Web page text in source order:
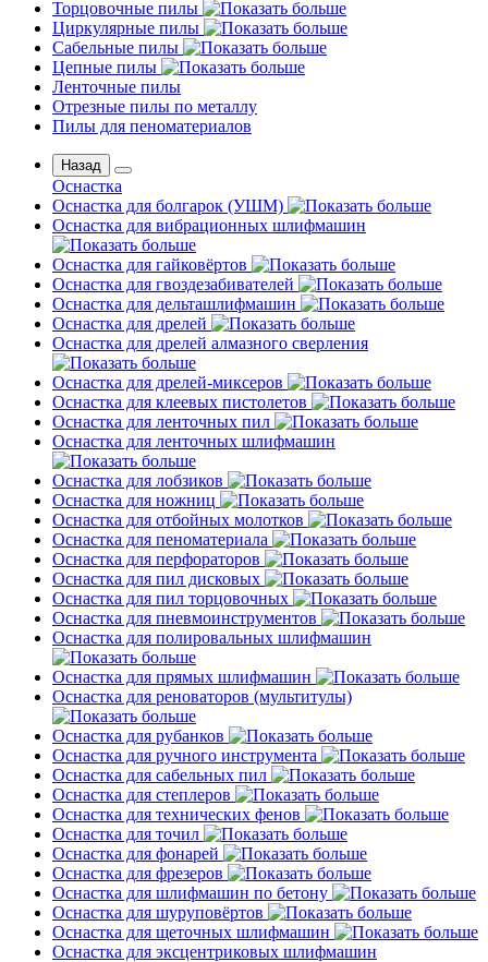
Торцовочные пилы
Циркулярные пилы
Сабельные пилы
Цепные пилы
Ленточные пилы
Отрезные пилы по металлу
Пилы для пеноматериалов
Назад
Оснастка
Оснастка для болгарок (УШМ)
Оснастка для вибрационных шлифмашин
Оснастка для гайковёртов
Оснастка для гвоздезабивателей
Оснастка для дельташлифмашин
Оснастка для дрелей
Оснастка для дрелей алмазного сверления
Оснастка для дрелей-миксеров
Оснастка для клеевых пистолетов
Оснастка для ленточных пил
Оснастка для ленточных шлифмашин
Оснастка для лобзиков
Оснастка для ножниц
Оснастка для отбойных молотков
Оснастка для пеноматериала
Оснастка для перфораторов
Оснастка для пил дисковых
Оснастка для пил торцовочных
Оснастка для пневмоинструментов
Оснастка для полировальных шлифмашин
Оснастка для прямых шлифмашин
Оснастка для реноваторов (мультитулы)
Оснастка для рубанков
Оснастка для ручного инструмента
Оснастка для сабельных пил
Оснастка для степлеров
Оснастка для технических фенов
Оснастка для точил
Оснастка для фонарей
Оснастка для фрезеров
Оснастка для шлифмашин по бетону
Оснастка для шуруповёртов
Оснастка для щеточных шлифмашин
Оснастка для эксцентриковых шлифмашин